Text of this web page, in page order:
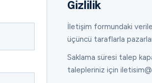
Gizlilik
İletişim formundaki
üçüncü taraflarla
Saklama süresi talep
talepleriniz için